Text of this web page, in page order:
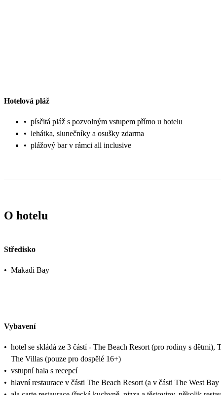
Hotelová pláž
• písčitá pláž s pozvolným vstupem přímo u hotelu
• lehátka, slunečníky a osušky zdarma
• plážový bar v rámci all inclusive
O hotelu
Středisko
• Makadi Bay
Vybavení
• hotel se skládá ze 3 částí - The Beach Resort (pro rodiny s dětmi),
The Villas (pouze pro dospělé 16+)
• vstupní hala s recepcí
• hlavní restaurace v části The Beach Resort (a v části The West